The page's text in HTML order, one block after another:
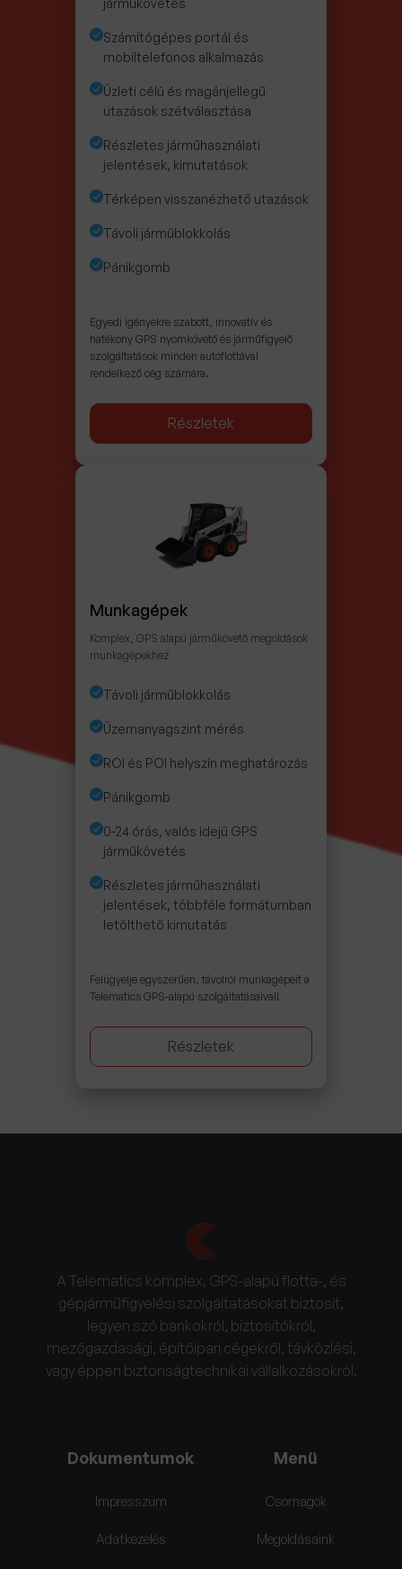
járműkövetés
Számítógépes portál és
mobiltelefonos alkalmazás
Üzleti célú és magánjellegű
utazások szétválasztása
Részletes járműhasználati
jelentések, kimutatások
Térképen visszanézhető utazások
Távoli járműblokkolás
Pánikgomb
Egyedi igényekre szabott, innovatív és
hatékony GPS nyomkövető és járműfigyelő
szolgáltatások minden autóflottával
rendelkező cég számára.
Részletek
Munkagépek
Komplex, GPS alapú járműkövető megoldások
munkagépekhez
Távoli járműblokkolás
Üzemanyagszint mérés
ROI és POI helyszín meghatározás
Pánikgomb
0-24 órás, valós idejű GPS
járműkövetés
Részletes járműhasználati
jelentések, többféle formátumban
letölthető kimutatás
Felügyelje egyszerűen, távolról munkagépeit a
Telematics GPS-alapú szolgáltatásaival!
Részletek
A Telematics komplex, GPS-alapú flotta-, és
gépjárműfigyelési szolgáltatásokat biztosít,
legyen szó bankokról, biztosítókról,
mezőgazdasági, építőipari cégekről, távközlési,
vagy éppen biztonságtechnikai vállalkozásokról.
Dokumentumok
Impresszum
Adatkezelés
Menü
Csomagok
Megoldásaink